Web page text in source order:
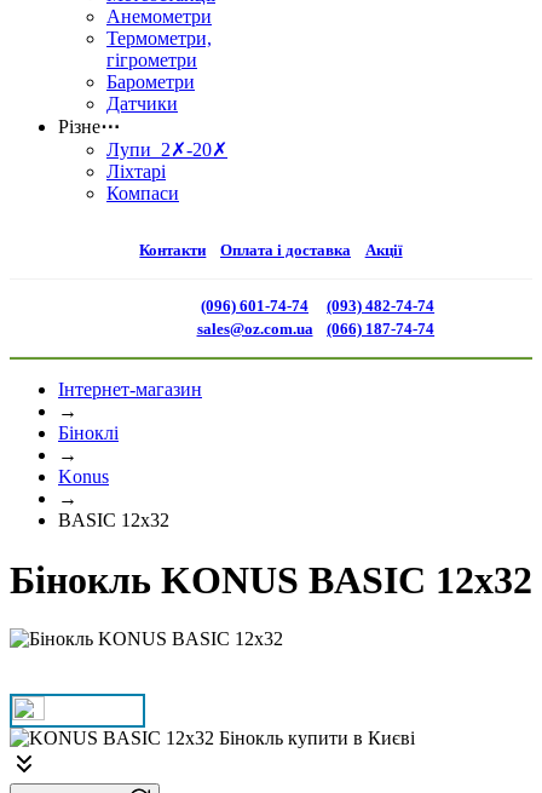
Анемометри
Термометри,
гігрометри
Барометри
Датчики
Різне⋯
Лупи 2✗-20✗
Ліхтарі
Компаси
Контакти Оплата і доставка Акції
(096) 601-74-74
sales@oz.com.ua
(093) 482-74-74
(066) 187-74-74
Інтернет-магазин
→
Біноклі
→
Konus
→
BASIC 12x32
Бінокль KONUS BASIC 12x32